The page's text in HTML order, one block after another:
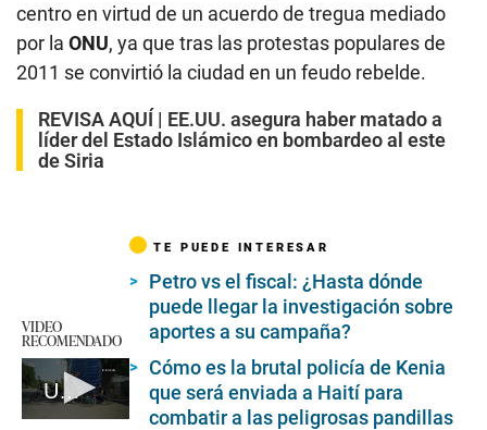
centro en virtud de un acuerdo de tregua mediado
por la ONU, ya que tras las protestas populares de
2011 se convirtió la ciudad en un feudo rebelde.
REVISA AQUÍ | EE.UU. asegura haber matado a
líder del Estado Islámico en bombardeo al este
de Siria
VIDEO
RECOMENDADO
Ucrania: ciudadanos con problemas con el agua
TE PUEDE INTERESAR
Petro vs el fiscal: ¿Hasta dónde
puede llegar la investigación sobre
aportes a su campaña?
Cómo es la brutal policía de Kenia
que será enviada a Haití para
combatir a las peligrosas pandillas